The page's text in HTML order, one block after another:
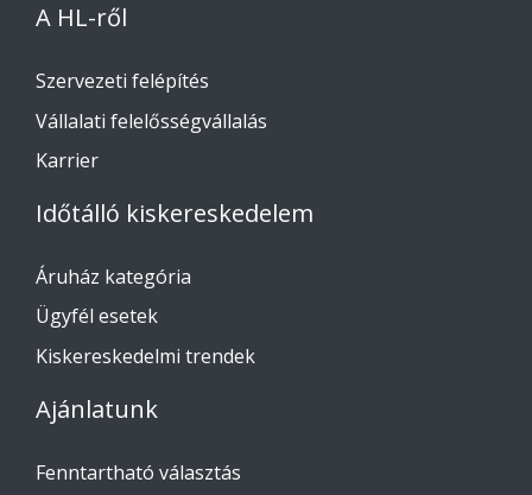
A HL-ről
Szervezeti felépítés
Vállalati felelősségvállalás
Karrier
Időtálló kiskereskedelem
Áruház kategória
Ügyfél esetek
Kiskereskedelmi trendek
Ajánlatunk
Fenntartható választás